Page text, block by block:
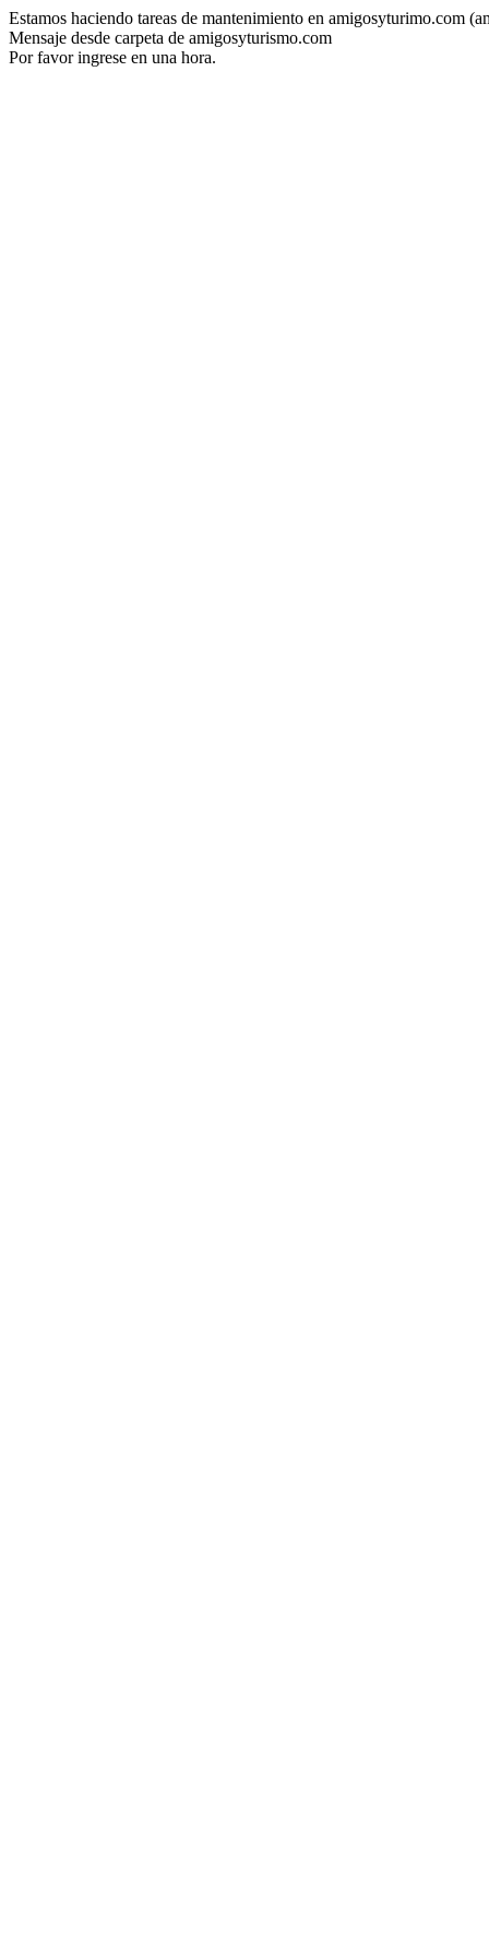
Estamos haciendo tareas de mantenimiento en amigosyturimo.com
Mensaje desde carpeta de amigosyturismo.com
Por favor ingrese en una hora.